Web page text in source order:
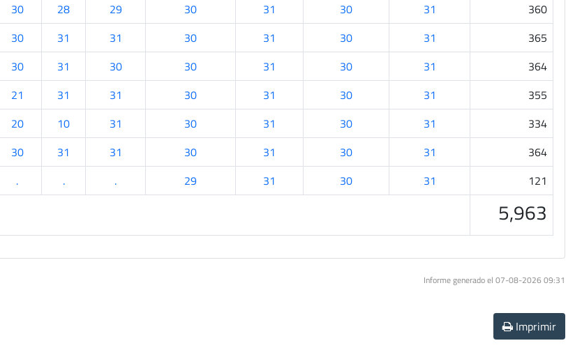
30 28 29 30 31 30 31
360
30 31 31 30 31 30 31
365
30 31 30 30 31 30 31
364
21 31 31 30 31 30 31
355
20 10 31 30 31 30 31
334
30 31 31 30 31 30 31
364
. . . 29 31 30 31 121
5,963
Informe generado el 07-08-2026 09:31
Imprimir